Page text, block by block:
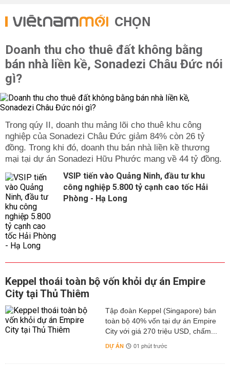
CHỌN
Doanh thu cho thuê đất không bằng
bán nhà liền kề, Sonadezi Châu Đức nói
gì?
Trong qúy II, doanh thu mảng lõi cho thuê khu công
nghiệp của Sonadezi Châu Đức giảm 84% còn 26 tỷ
đồng. Trong khi đó, doanh thu bán nhà liền kề thương
mại tại dự án Sonadezi Hữu Phước mang về 44 tỷ đồng.
VSIP tiến vào Quảng Ninh, đầu tư khu
công nghiệp 5.800 tỷ cạnh cao tốc Hải
Phòng - Hạ Long
Keppel thoái toàn bộ vốn khỏi dự án Empire
City tại Thủ Thiêm
Tập đoàn Keppel (Singapore) bán
toàn bộ 40% vốn tại dự án Empire
City với giá 270 triệu USD, chấm...
DỰ ÁN 01 phút trước